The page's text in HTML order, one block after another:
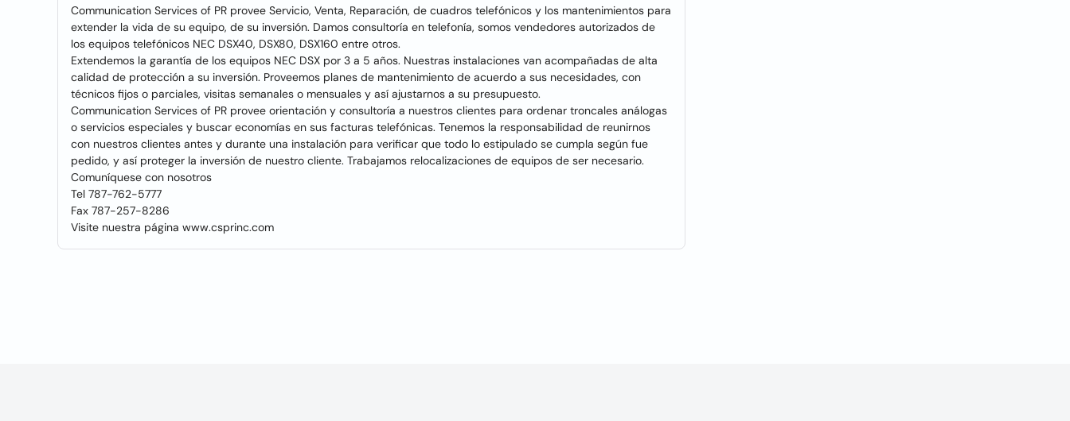
Communication Services of PR provee Servicio, Venta, Reparación, de cuadros telefónicos y los mantenimientos para
extender la vida de su equipo, de su inversión. Damos consultoría en telefonía, somos vendedores autorizados de
los equipos telefónicos NEC DSX40, DSX80, DSX160 entre otros.
Extendemos la garantía de los equipos NEC DSX por 3 a 5 años. Nuestras instalaciones van acompañadas de alta
calidad de protección a su inversión. Proveemos planes de mantenimiento de acuerdo a sus necesidades, con
técnicos fijos o parciales, visitas semanales o mensuales y así ajustarnos a su presupuesto.
Communication Services of PR provee orientación y consultoría a nuestros clientes para ordenar troncales análogas
o servicios especiales y buscar economías en sus facturas telefónicas. Tenemos la responsabilidad de reunirnos
con nuestros clientes antes y durante una instalación para verificar que todo lo estipulado se cumpla según fue
pedido, y así proteger la inversión de nuestro cliente. Trabajamos relocalizaciones de equipos de ser necesario.
Comuníquese con nosotros
Tel 787-762-5777
Fax 787-257-8286
Visite nuestra página www.csprinc.com